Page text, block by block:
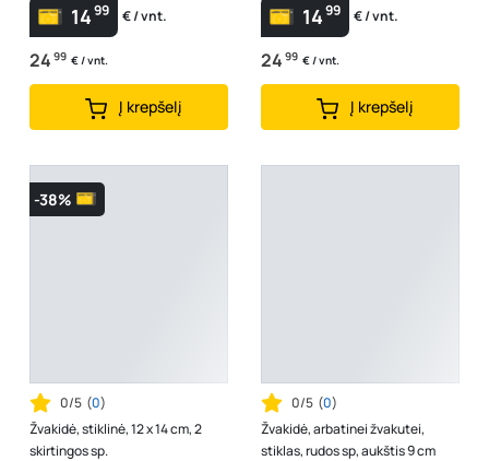
1499 € / vnt.
24 99 € / vnt.
Į krepšelį
1499 € / vnt.
24 99 € / vnt.
Į krepšelį
-38%
0/5 (0)
Žvakidė, stiklinė, 12 x 14 cm, 2
skirtingos sp.
0/5 (0)
Žvakidė, arbatinei žvakutei,
stiklas, rudos sp, aukštis 9 cm